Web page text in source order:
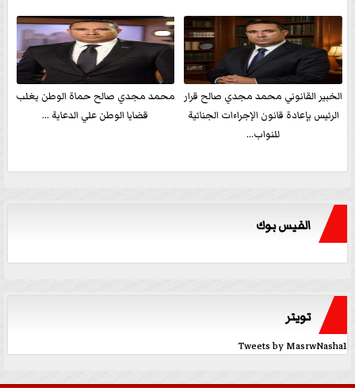
الخبير القانوني محمد مجدي صالح قرار
الرئيس بإعادة قانون الإجراءات الجنائية
للنواب...
محمد مجدي صالح حماة الوطن يغلب
قضايا الوطن علي الدعاية ...
الفيس بوك
تويتر
Tweets by MasrwNasha1